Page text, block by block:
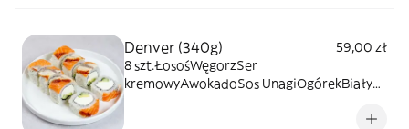
Denver (340g)
59,00 zł
8 szt.ŁosośWęgorzSer
kremowyAwokadoSos UnagiOgórekBiały